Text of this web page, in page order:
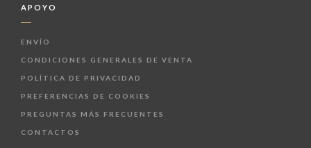
APOYO
ENVÍO
CONDICIONES GENERALES DE VENTA
POLÍTICA DE PRIVACIDAD
PREFERENCIAS DE COOKIES
PREGUNTAS MÁS FRECUENTES
CONTACTOS